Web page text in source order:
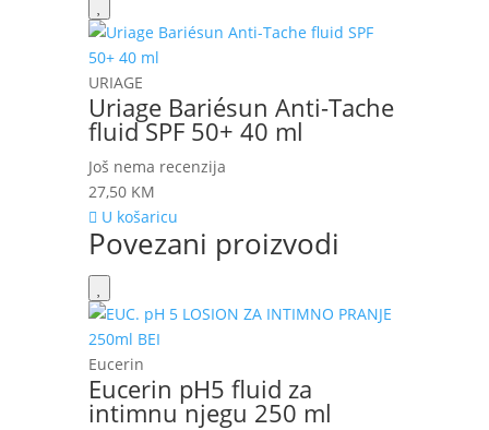
URIAGE
Uriage Bariésun Anti-Tache
fluid SPF 50+ 40 ml
Još nema recenzija
27,50 KM
U košaricu
Povezani proizvodi
Eucerin
Eucerin pH5 fluid za
intimnu njegu 250 ml